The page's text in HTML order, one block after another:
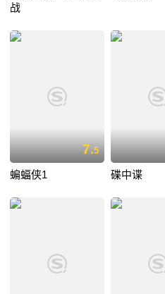
战
7.5
蝙蝠侠1 碟中谍